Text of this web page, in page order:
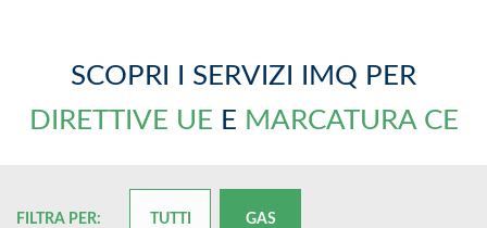
SCOPRI I SERVIZI IMQ PER
DIRETTIVE UE E MARCATURA CE
FILTRA PER: TUTTI GAS